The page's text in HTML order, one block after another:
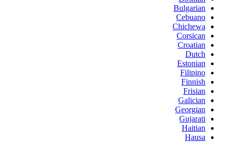
Bulgarian
Cebuano
Chichewa
Corsican
Croatian
Dutch
Estonian
Filipino
Finnish
Frisian
Galician
Georgian
Gujarati
Haitian
Hausa